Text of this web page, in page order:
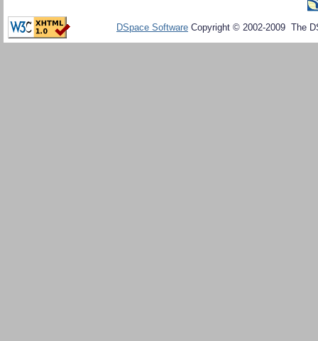
DSpace Software Copyright © 2002-2009 The